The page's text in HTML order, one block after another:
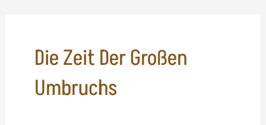
Die Zeit Der Großen
Umbruchs